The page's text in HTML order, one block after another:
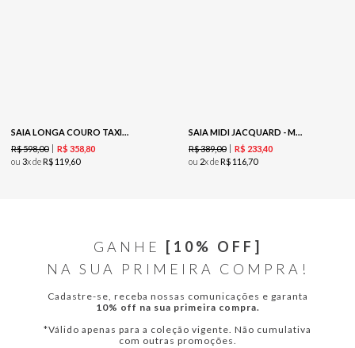
SAIA LONGA COURO TAXINHAS - PRETO
R$598,00 R$ 35880
ou 3x deR$ 119 60
SAIA MIDI JACQUARD - MARFIM
R$389,00 R$ 23340
ou 2x deR$ 11670
GANHE
[10% OFF]
NA SUA PRIMEIRA COMPRA!
Cadastre-se, receba nossas comunicações e garanta
10% off na sua primeira compra.
*Válido apenas para a coleção vigente. Não cumulativa
com outras promoções.